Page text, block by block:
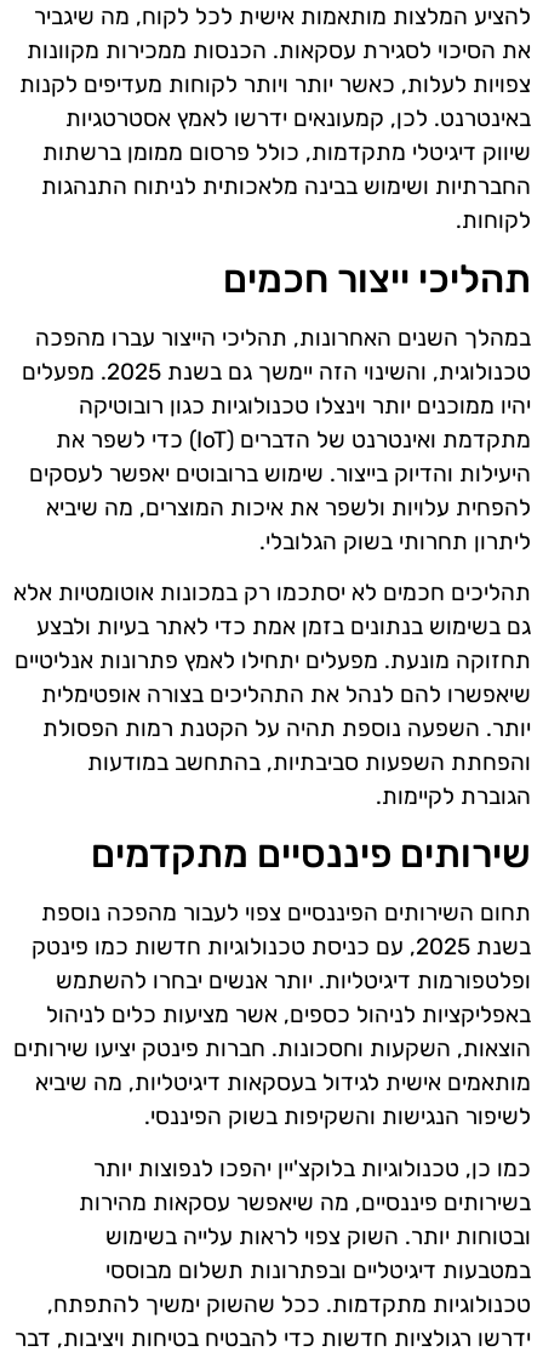
להציע המלצות מותאמות אישית לכל לקוח, מה שיגביר
את הסיכוי לסגירת עסקאות. הכנסות ממכירות מקוונות
צפויות לעלות, כאשר יותר ויותר לקוחות מעדיפים לקנות
באינטרנט. לכן, קמעונאים ידרשו לאמץ אסטרטגיות
שיווק דיגיטלי מתקדמות, כולל פרסום ממומן ברשתות
החברתיות ושימוש בבינה מלאכותית לניתוח התנהגות
לקוחות.
תהליכי ייצור חכמים
במהלך השנים האחרונות, תהליכי הייצור עברו מהפכה
טכנולוגית, והשינוי הזה יימשך גם בשנת 2025. מפעלים
יהיו ממוכנים יותר וינצלו טכנולוגיות כגון רובוטיקה
מתקדמת ואינטרנט של הדברים (IoT) כדי לשפר את
היעילות והדיוק בייצור. שימוש ברובוטים יאפשר לעסקים
להפחית עלויות ולשפר את איכות המוצרים, מה שיביא
ליתרון תחרותי בשוק הגלובלי.
תהליכים חכמים לא יסתכמו רק במכונות אוטומטיות אלא
גם בשימוש בנתונים בזמן אמת כדי לאתר בעיות ולבצע
תחזוקה מונעת. מפעלים יתחילו לאמץ פתרונות אנליטיים
שיאפשרו להם לנהל את התהליכים בצורה אופטימלית
יותר. השפעה נוספת תהיה על הקטנת רמות הפסולת
והפחתת השפעות סביבתיות, בהתחשב במודעות
הגוברת לקיימות.
שירותים פיננסיים מתקדמים
תחום השירותים הפיננסיים צפוי לעבור מהפכה נוספת
בשנת 2025, עם כניסת טכנולוגיות חדשות כמו פינטק
ופלטפורמות דיגיטליות. יותר אנשים יבחרו להשתמש
באפליקציות לניהול כספים, אשר מציעות כלים לניהול
הוצאות, השקעות וחסכונות. חברות פינטק יציעו שירותים
מותאמים אישית לגידול בעסקאות דיגיטליות, מה שיביא
לשיפור הנגישות והשקיפות בשוק הפיננסי.
כמו כן, טכנולוגיות בלוקצ'יין יהפכו לנפוצות יותר
בשירותים פיננסיים, מה שיאפשר עסקאות מהירות
ובטוחות יותר. השוק צפוי לראות עלייה בשימוש
במטבעות דיגיטליים ובפתרונות תשלום מבוססי
טכנולוגיות מתקדמות. ככל שהשוק ימשיך להתפתח,
ידרשו רגולציות חדשות כדי להבטיח בטיחות ויציבות, דבר